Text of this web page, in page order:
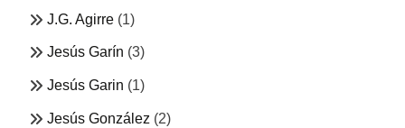
J.G. Agirre (1)
Jesús Garín (3)
Jesús Garin (1)
Jesús González (2)